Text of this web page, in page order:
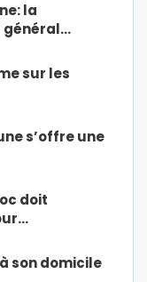
la
général…
sur les
s’offre une
doit
son domicile